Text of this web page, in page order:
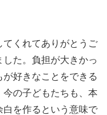
くれてありがとうご
た。負担が大きかっ
好きなことをできる
の子どもたちも、本
を作るという意味で